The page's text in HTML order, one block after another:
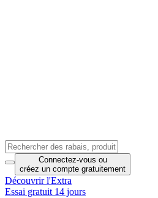
Connectez-vous ou
créez un compte gratuitement
Découvrir l'Extra
Essai gratuit 14 jours